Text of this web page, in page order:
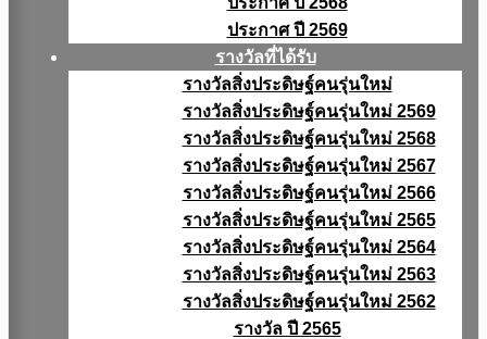
ประกาศ ปี 2569
รางวัลที่ได้รับ
รางวัลสิ่งประดิษฐ์คนรุ่นใหม่
รางวัลสิ่งประดิษฐ์คนรุ่นใหม่ 2569
รางวัลสิ่งประดิษฐ์คนรุ่นใหม่ 2568
รางวัลสิ่งประดิษฐ์คนรุ่นใหม่ 2567
รางวัลสิ่งประดิษฐ์คนรุ่นใหม่ 2566
รางวัลสิ่งประดิษฐ์คนรุ่นใหม่ 2565
รางวัลสิ่งประดิษฐ์คนรุ่นใหม่ 2564
รางวัลสิ่งประดิษฐ์คนรุ่นใหม่ 2563
รางวัลสิ่งประดิษฐ์คนรุ่นใหม่ 2562
รางวัล ปี 2565